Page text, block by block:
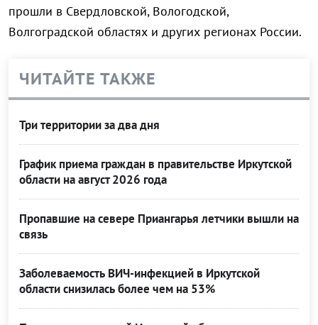
прошли в Свердловской, Вологодской,
Волгоградской областях и других регионах России.
ЧИТАЙТЕ ТАКЖЕ
Три территории за два дня
График приема граждан в правительстве Иркутской
области на август 2026 года
Пропавшие на севере Приангарья летчики вышли на
связь
Заболеваемость ВИЧ-инфекцией в Иркутской
области снизилась более чем на 53%